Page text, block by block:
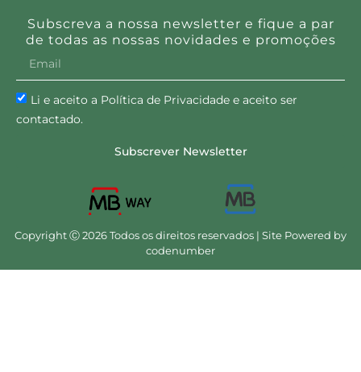
Subscreva a nossa newsletter e fique a par
de todas as nossas novidades e promoções
Li e aceito a Política de Privacidade e aceito ser
contactado.
Subscrever Newsletter
Copyright Ⓒ 2026 Todos os direitos reservados | Site Powered by
codenumber